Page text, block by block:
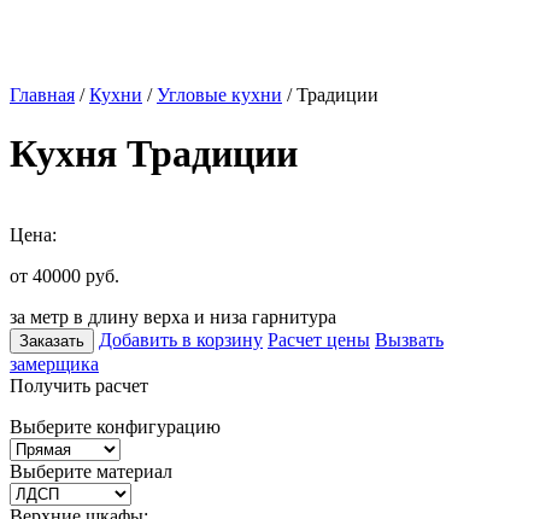
Главная /Кухни /Угловые кухни / Традиции
Кухня Традиции
Цена:
от 40000 руб.
за метр в длину верха и низа гарнитура
Заказать Добавить в корзину Расчет цены Вызвать
замерщика
Получить расчет
Выберите конфигурацию
Выберите материал